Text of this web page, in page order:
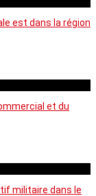
est dans la région
et du
militaire dans le